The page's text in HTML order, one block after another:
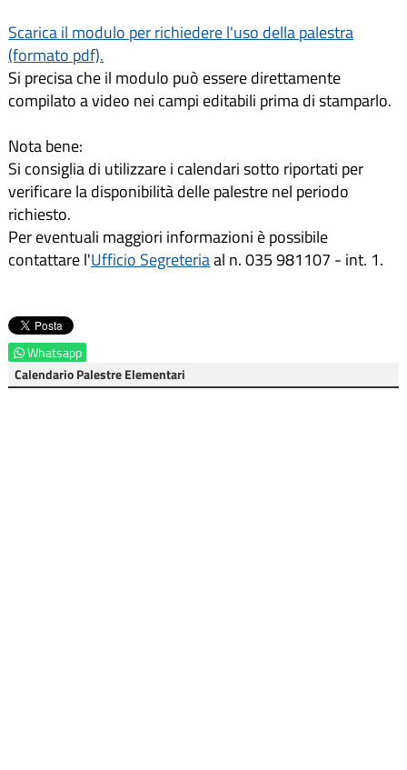
Scarica il modulo per richiedere l'uso della palestra
(formato pdf).
Si precisa che il modulo può essere direttamente
compilato a video nei campi editabili prima di stamparlo.
Nota bene:
Si consiglia di utilizzare i calendari sotto riportati per
verificare la disponibilità delle palestre nel periodo
richiesto.
Per eventuali maggiori informazioni è possibile
contattare l'Ufficio Segreteriaal n. 035 981107 - int. 1.
Whatsapp
Calendario Palestre Elementari